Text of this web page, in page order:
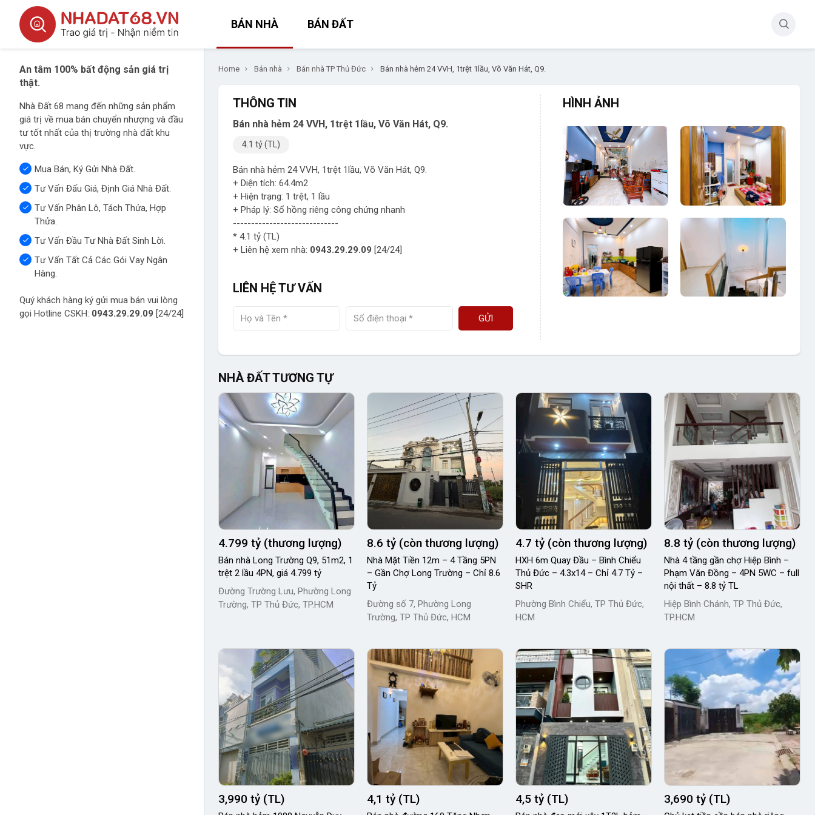
BÁN NHÀ BÁN ĐẤT
An tâm 100% bất động sản giá trị
thật.
Nhà Đất 68 mang đến những sản phẩm
giá trị về mua bán chuyển nhượng và đầu
tư tốt nhất của thị trường nhà đất khu
vực.
Mua Bán, Ký Gửi Nhà Đất.
Tư Vấn Đấu Giá, Định Giá Nhà Đất.
Tư Vấn Phân Lô, Tách Thửa, Hợp
Thửa.
Tư Vấn Đầu Tư Nhà Đất Sinh Lời.
Tư Vấn Tất Cả Các Gói Vay Ngân
Hàng.
Quý khách hàng ký gửi mua bán vui lòng
gọi Hotline CSKH: 0943.29.29.09 [24/24]
Home Bán nhà Bán nhà TP Thủ Đức Bán nhà hẻm 24 VVH, 1trệt 1lầu, Võ Văn Hát, Q9.
THÔNG TIN
Bán nhà hẻm 24 VVH, 1trệt 1lầu, Võ Văn Hát, Q9.
4.1 tỷ (TL)
Bán nhà hẻm 24 VVH, 1trệt 1lầu, Võ Văn Hát, Q9.
+ Diện tích: 64.4m2
+ Hiện trạng: 1 trệt, 1 lầu
+ Pháp lý: Sổ hồng riêng công chứng nhanh
-----------------------------
* 4.1 tỷ (TL)
+ Liên hệ xem nhà: 0943.29.29.09 [24/24]
LIÊN HỆ TƯ VẤN
GỬI
HÌNH ẢNH
NHÀ ĐẤT TƯƠNG TỰ
4.799 tỷ (thương lượng)
Bán nhà Long Trường Q9, 51m2, 1
trệt 2 lầu 4PN, giá 4.799 tỷ
Đường Trường Lưu, Phường Long
Trường, TP Thủ Đức, TP.HCM
8.6 tỷ (còn thương lượng)
Nhà Mặt Tiền 12m – 4 Tầng 5PN
– Gần Chợ Long Trường – Chỉ 8.6
Tỷ
Đường số 7, Phường Long
Trường, TP Thủ Đức, HCM
4.7 tỷ (còn thương lượng)
HXH 6m Quay Đầu – Bình Chiểu
Thủ Đức – 4.3x14 – Chỉ 4.7 Tỷ –
SHR
Phường Bình Chiểu, TP Thủ Đức,
HCM
8.8 tỷ (còn thương lượng)
Nhà 4 tầng gần chợ Hiệp Bình –
Phạm Văn Đồng – 4PN 5WC – full
nội thất – 8.8 tỷ TL
Hiệp Bình Chánh, TP Thủ Đức,
TP.HCM
3,990 tỷ (TL) 4,1 tỷ (TL) 4,5 tỷ (TL) 3,690 tỷ (TL)